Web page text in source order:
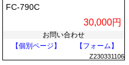
FC-790C
30,000円
お問い合わせ
【個別ページ】
【フォーム】
Z230331106